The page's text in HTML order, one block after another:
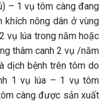
– 1 vụ tôm càng đang
khích nông dân ở vùng
vụ lúa trong năm hoặc
thâm canh 2 vụ /năm
dịch bệnh trên tôm do
1 vụ lúa – 1 vụ tôm
càng được sản xuất